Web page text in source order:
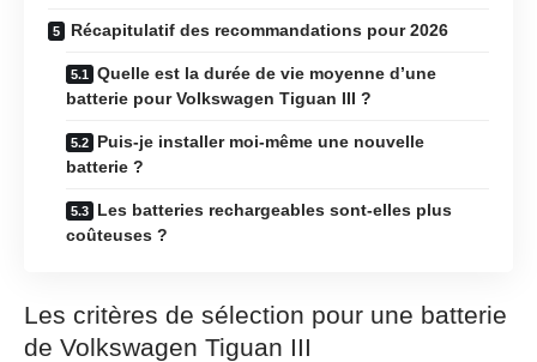
Récapitulatif des recommandations pour 2026
Quelle est la durée de vie moyenne d’une
batterie pour Volkswagen Tiguan III ?
Puis-je installer moi-même une nouvelle
batterie ?
Les batteries rechargeables sont-elles plus
coûteuses ?
Les critères de sélection pour une batterie
de Volkswagen Tiguan III